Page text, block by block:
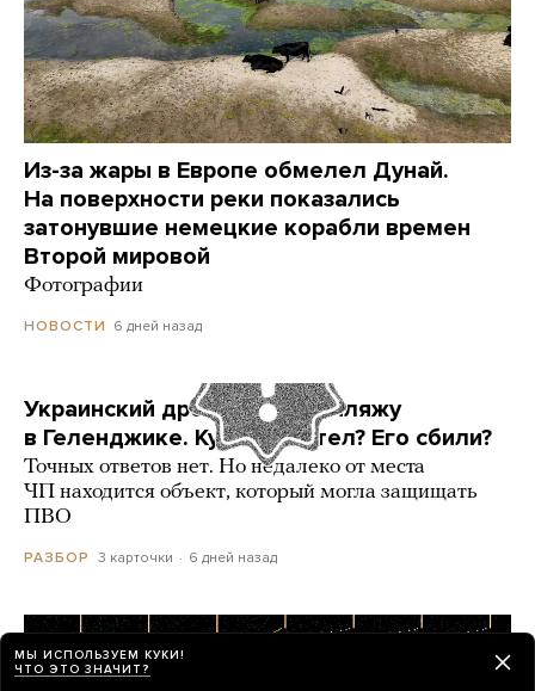
Из-за жары в Европе обмелел Дунай.
На поверхности реки показались
затонувшие немецкие корабли времен
Второй мировой
Фотографии
НОВОСТИ 6 дней назад
Украинский дрон попал по пляжу
в Геленджике. Куда он летел? Его сбили?
Точных ответов нет. Но недалеко от места
ЧП находится объект, который могла защищать
ПВО
РАЗБОР 3 карточки 6 дней назад
МЫ ИСПОЛЬЗУЕМ КУКИ!
ЧТО ЭТО ЗНАЧИТ?